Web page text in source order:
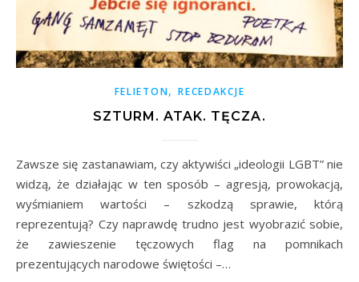
FELIETON,RECEDAKCJE
SZTURM. ATAK. TĘCZA.
Zawsze się zastanawiam, czy aktywiści „ideologii LGBT” nie
widzą, że działając w ten sposób – agresją, prowokacją,
wyśmianiem wartości – szkodzą sprawie, którą
reprezentują? Czy naprawdę trudno jest wyobrazić sobie,
że zawieszenie tęczowych flag na pomnikach
prezentujących narodowe świętości –…